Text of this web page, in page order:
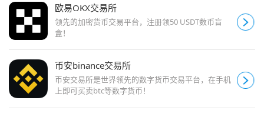
欧易OKX交易所
领先的加密货币交易平台，注册领50 USDT数币盲
盒！
币安binance交易所
币安交易所是世界领先的数字货币交易平台，在手机
上即可买卖btc等数字货币！